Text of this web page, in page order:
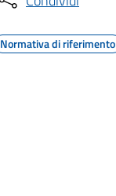
Normativa di riferimento